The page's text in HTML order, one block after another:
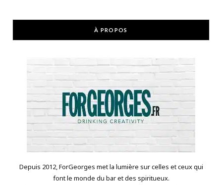
À PROPOS
Depuis 2012, ForGeorges met la lumière sur celles et ceux qui
font le monde du bar et des spiritueux.